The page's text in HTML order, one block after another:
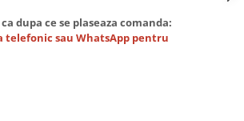
dupa ce se plaseaza comanda:
telefonic sau WhatsApp pentru